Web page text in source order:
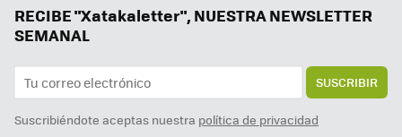
RECIBE "Xatakaletter", NUESTRA NEWSLETTER
SEMANAL
SUSCRIBIR
Suscribiéndote aceptas nuestra política de privacidad